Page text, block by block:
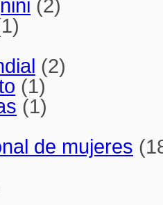
(2)
(2)
(1)
(1)
de mujeres